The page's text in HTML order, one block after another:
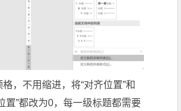
，不用缩进，将“对齐位置”和
置”都改为0，每一级标题都需要